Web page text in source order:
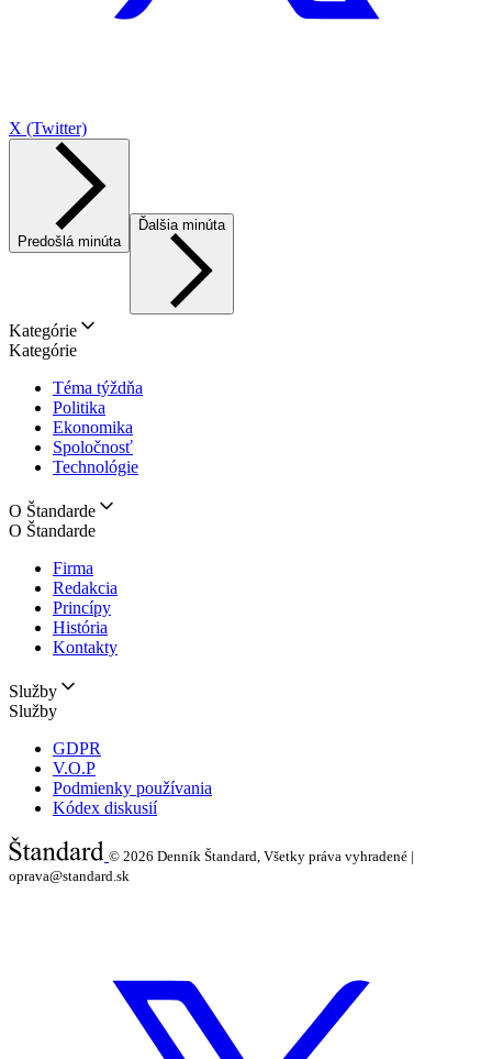
X (Twitter)
Predošlá minúta
Ďalšia minúta
Kategórie
Kategórie
Téma týždňa
Politika
Ekonomika
Spoločnosť
Technológie
O Štandarde
O Štandarde
Firma
Redakcia
Princípy
História
Kontakty
Služby
Služby
GDPR
V.O.P
Podmienky používania
Kódex diskusií
© 2026 Denník Štandard, Všetky práva vyhradené |
oprava@standard.sk